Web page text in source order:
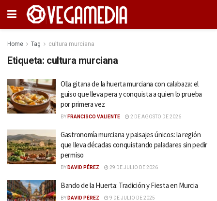
Home Tag cultura murciana
Etiqueta: cultura murciana
Olla gitana de la huerta murciana con calabaza: el
guiso que lleva pera y conquista a quien lo prueba
por primera vez
BY FRANCISCO VALIENTE 2 DE AGOSTO DE 2026
Gastronomía murciana y paisajes únicos: la región
que lleva décadas conquistando paladares sin pedir
permiso
BY DAVID PÉREZ 29 DE JULIO DE 2026
Bando de la Huerta: Tradición y Fiesta en Murcia
BY DAVID PÉREZ 9 DE JULIO DE 2025